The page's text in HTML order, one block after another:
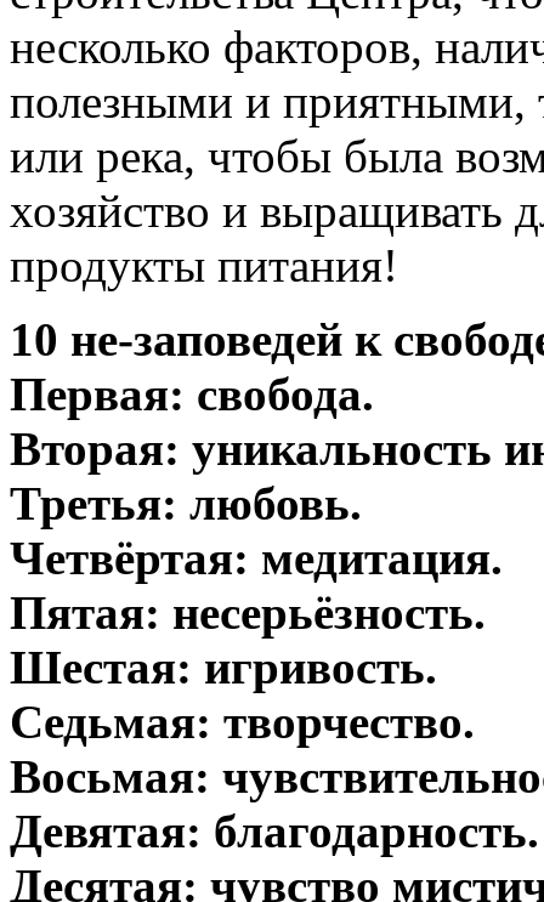
несколько факторов,
полезными и приятными,
или река, чтобы была
хозяйство и выращивать
продукты питания!
10 не-заповедей к
Первая: свобода.
Вторая: уникальность
Третья: любовь.
Четвёртая: медитация.
Пятая: несерьёзность.
Шестая: игривость.
Седьмая: творчество.
Восьмая:
Девятая: благодарность.
Десятая: чувство